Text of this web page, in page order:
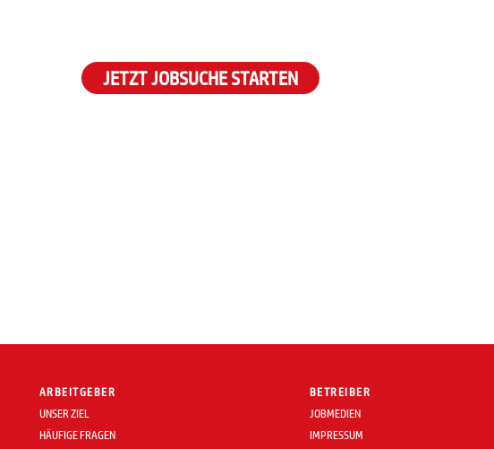
JETZT JOBSUCHE STARTEN
ARBEITGEBER
UNSER ZIEL
HÄUFIGE FRAGEN
BETREIBER
JOBMEDIEN
IMPRESSUM